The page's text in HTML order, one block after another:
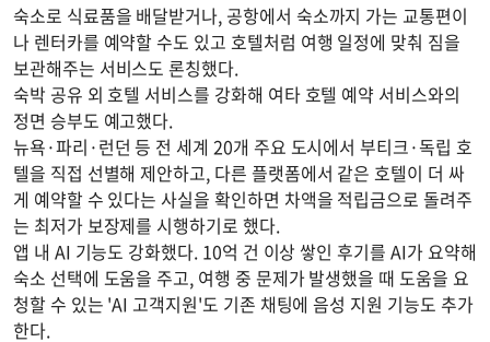
숙소로 식료품을 배달받거나, 공항에서 숙소까지 가는 교통편이
나 렌터카를 예약할 수도 있고 호텔처럼 여행 일정에 맞춰 짐을
보관해주는 서비스도 론칭했다.
숙박 공유 외 호텔 서비스를 강화해 여타 호텔 예약 서비스와의
정면 승부도 예고했다.
뉴욕·파리·런던 등 전 세계 20개 주요 도시에서 부티크·독립 호
텔을 직접 선별해 제안하고, 다른 플랫폼에서 같은 호텔이 더 싸
게 예약할 수 있다는 사실을 확인하면 차액을 적립금으로 돌려주
는 최저가 보장제를 시행하기로 했다.
앱 내 AI 기능도 강화했다. 10억 건 이상 쌓인 후기를 AI가 요약해
숙소 선택에 도움을 주고, 여행 중 문제가 발생했을 때 도움을 요
청할 수 있는 'AI 고객지원'도 기존 채팅에 음성 지원 기능도 추가
한다.